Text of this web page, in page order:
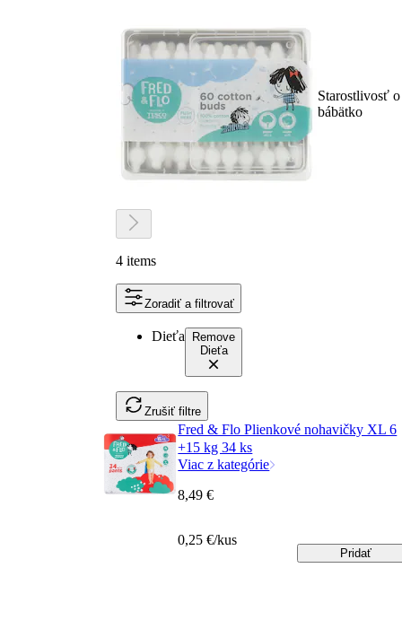
Starostlivosť o
bábätko
4 items
Zoradiť a filtrovať
Dieťa
Remove
Dieťa
Zrušiť filtre
Fred & Flo Plienkové nohavičky XL 6
+15 kg 34 ks
Viac z kategórie
8,49 €
0,25 €/kus
Pridať